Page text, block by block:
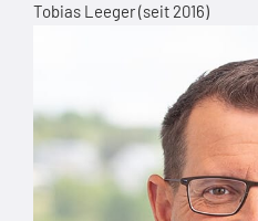
Tobias Leeger (seit 2016)